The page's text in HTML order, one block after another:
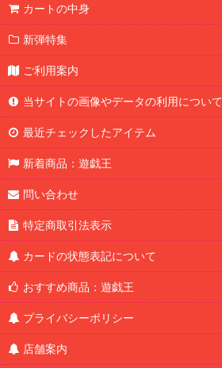
カートの中身
新弾特集
ご利用案内
当サイトの画像やデータの利用について
最近チェックしたアイテム
新着商品：遊戯王
問い合わせ
特定商取引法表示
カードの状態表記について
おすすめ商品：遊戯王
プライバシーポリシー
店舗案内